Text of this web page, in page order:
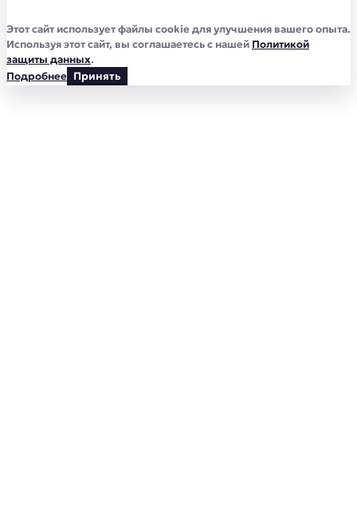
Этот сайт использует файлы cookie для улучшения вашего опыта.
Используя этот сайт, вы соглашаетесь с нашей Политикой
защиты данных.
Подробнее Принять